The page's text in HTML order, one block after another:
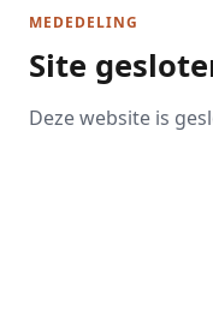
MEDEDELING
Site
Deze website is